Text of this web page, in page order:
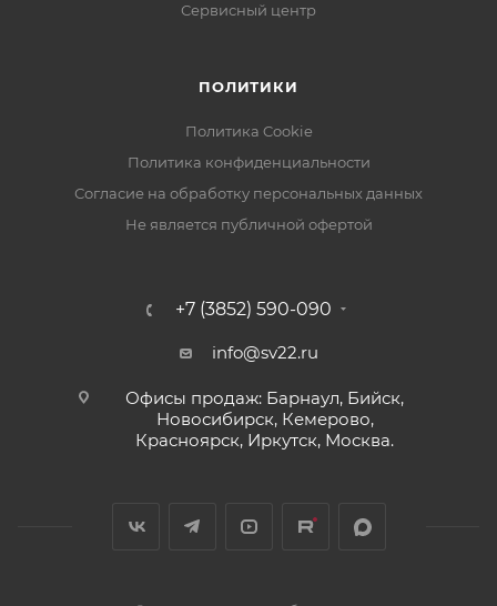
Сервисный центр
ПОЛИТИКИ
Политика Cookie
Политика конфиденциальности
Согласие на обработку персональных данных
Не является публичной офертой
+7 (3852) 590-090
info@sv22.ru
Офисы продаж: Барнаул, Бийск,
Новосибирск, Кемерово,
Красноярск, Иркутск, Москва.